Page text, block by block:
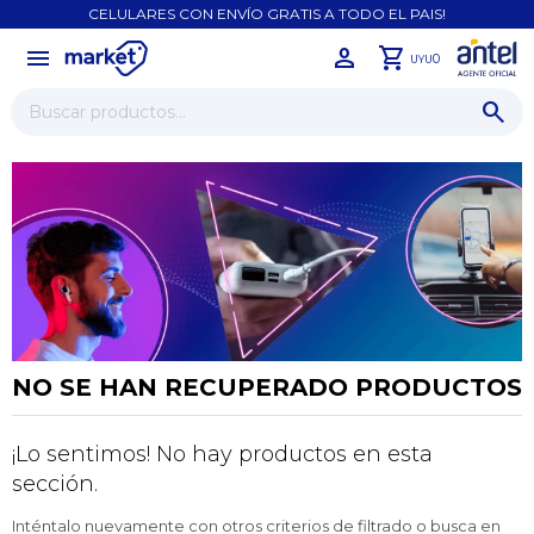
CELULARES CON ENVÍO GRATIS A TODO EL PAIS!
menu UYU0
NO SE HAN RECUPERADO PRODUCTOS
¡Lo sentimos! No hay productos en esta
sección.
Inténtalo nuevamente con otros criterios de filtrado o busca en
¡Sumate a la forma más ágil de
Comprá en 3 cuotas sin recargo o hasta en
close